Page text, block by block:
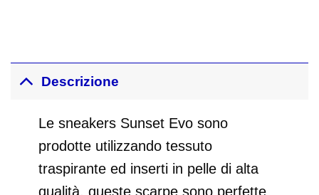
Descrizione
Le sneakers Sunset Evo sono
prodotte utilizzando tessuto
traspirante ed inserti in pelle di alta
qualità, queste scarpe sono perfette